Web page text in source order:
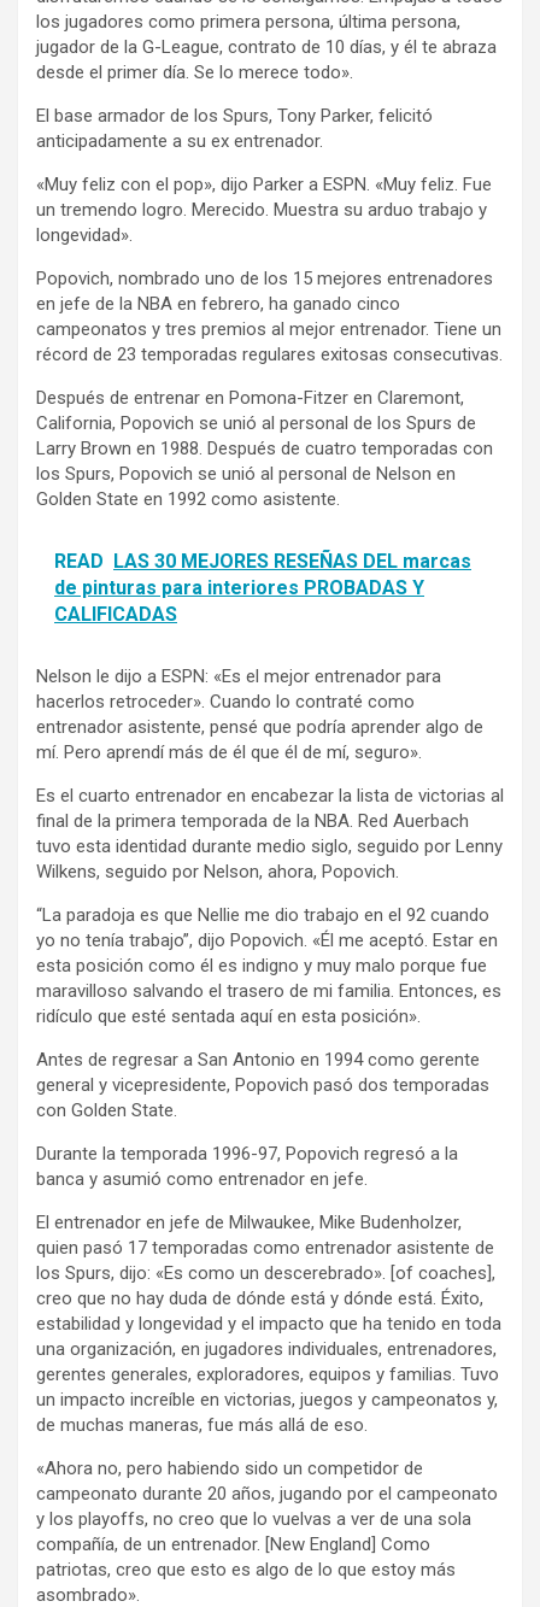
los jugadores como primera persona, última persona,
jugador de la G-League, contrato de 10 días, y él te abraza
desde el primer día. Se lo merece todo».
El base armador de los Spurs, Tony Parker, felicitó
anticipadamente a su ex entrenador.
«Muy feliz con el pop», dijo Parker a ESPN. «Muy feliz. Fue
un tremendo logro. Merecido. Muestra su arduo trabajo y
longevidad».
Popovich, nombrado uno de los 15 mejores entrenadores
en jefe de la NBA en febrero, ha ganado cinco
campeonatos y tres premios al mejor entrenador. Tiene un
récord de 23 temporadas regulares exitosas consecutivas.
Después de entrenar en Pomona-Fitzer en Claremont,
California, Popovich se unió al personal de los Spurs de
Larry Brown en 1988. Después de cuatro temporadas con
los Spurs, Popovich se unió al personal de Nelson en
Golden State en 1992 como asistente.
READ LAS 30 MEJORES RESEÑAS DEL marcas
de pinturas para interiores PROBADAS Y
CALIFICADAS
Nelson le dijo a ESPN: «Es el mejor entrenador para
hacerlos retroceder». Cuando lo contraté como
entrenador asistente, pensé que podría aprender algo de
mí. Pero aprendí más de él que él de mí, seguro».
Es el cuarto entrenador en encabezar la lista de victorias al
final de la primera temporada de la NBA. Red Auerbach
tuvo esta identidad durante medio siglo, seguido por Lenny
Wilkens, seguido por Nelson, ahora, Popovich.
“La paradoja es que Nellie me dio trabajo en el 92 cuando
yo no tenía trabajo”, dijo Popovich. «Él me aceptó. Estar en
esta posición como él es indigno y muy malo porque fue
maravilloso salvando el trasero de mi familia. Entonces, es
ridículo que esté sentada aquí en esta posición».
Antes de regresar a San Antonio en 1994 como gerente
general y vicepresidente, Popovich pasó dos temporadas
con Golden State.
Durante la temporada 1996-97, Popovich regresó a la
banca y asumió como entrenador en jefe.
El entrenador en jefe de Milwaukee, Mike Budenholzer,
quien pasó 17 temporadas como entrenador asistente de
los Spurs, dijo: «Es como un descerebrado». [of coaches],
creo que no hay duda de dónde está y dónde está. Éxito,
estabilidad y longevidad y el impacto que ha tenido en toda
una organización, en jugadores individuales, entrenadores,
gerentes generales, exploradores, equipos y familias. Tuvo
un impacto increíble en victorias, juegos y campeonatos y,
de muchas maneras, fue más allá de eso.
«Ahora no, pero habiendo sido un competidor de
campeonato durante 20 años, jugando por el campeonato
y los playoffs, no creo que lo vuelvas a ver de una sola
compañía, de un entrenador. [New England] Como
patriotas, creo que esto es algo de lo que estoy más
asombrado».